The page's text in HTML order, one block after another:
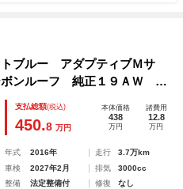
ブルー アダプティブＭサ
ンルーフ 純正１９ＡＷ Ｍ
レザー Ｐシフト クルコ
モニター ＨＵＤ 禁煙
支払総額(税込)
450.8 万円
本体価格
438
万円
諸費用
12.8
万円
年式 2016年 走行
3.7万km
車検
2027年2月 排気
3000cc
整備
法定整備付 修復
なし